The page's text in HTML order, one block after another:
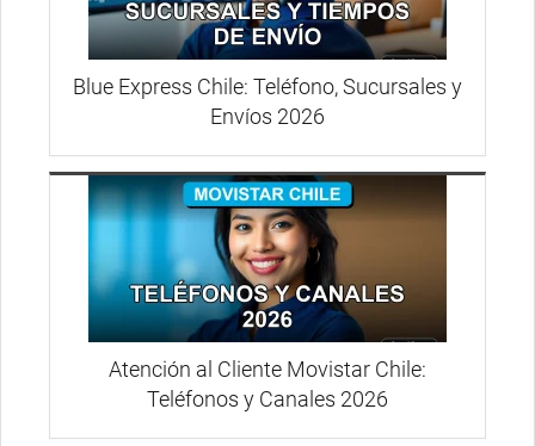
Blue Express Chile: Teléfono, Sucursales y
Envíos 2026
Atención al Cliente Movistar Chile:
Teléfonos y Canales 2026